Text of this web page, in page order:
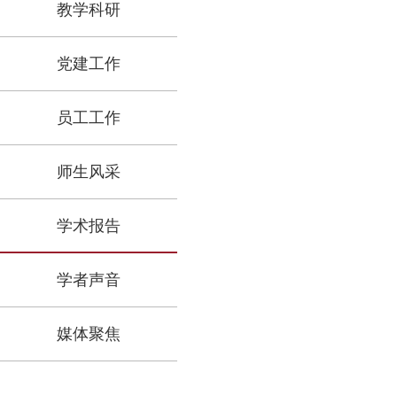
教学科研
党建工作
员工工作
师生风采
学术报告
学者声音
媒体聚焦